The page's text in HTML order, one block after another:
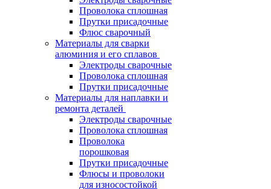
Проволока сплошная
Прутки присадочные
Флюс сварочный
Материалы для сварки
алюминия и его сплавов
Электроды сварочные
Проволока сплошная
Прутки присадочные
Материалы для наплавки и
ремонта деталей
Электроды сварочные
Проволока сплошная
Проволока
порошковая
Прутки присадочные
Флюсы и проволоки
для износостойкой